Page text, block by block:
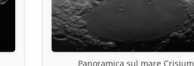
Panoramica sul mare Crisium